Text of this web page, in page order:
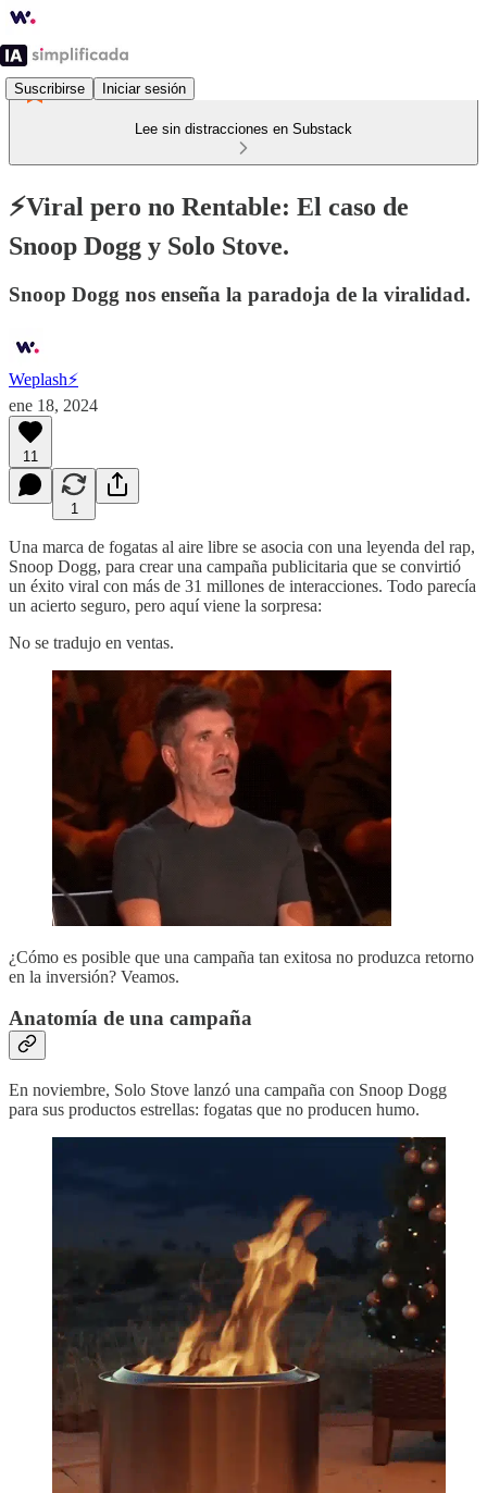
Suscribirse Iniciar sesión
Lee sin distracciones en Substack
⚡️Viral pero no Rentable: El caso de
Snoop Dogg y Solo Stove.
Snoop Dogg nos enseña la paradoja de la viralidad.
Weplash⚡️
ene 18, 2024
11
1
Una marca de fogatas al aire libre se asocia con una leyenda del rap,
Snoop Dogg, para crear una campaña publicitaria que se convirtió
un éxito viral con más de 31 millones de interacciones. Todo parecía
un acierto seguro, pero aquí viene la sorpresa:
No se tradujo en ventas.
¿Cómo es posible que una campaña tan exitosa no produzca retorno
en la inversión? Veamos.
Anatomía de una campaña
En noviembre, Solo Stove lanzó una campaña con Snoop Dogg
para sus productos estrellas: fogatas que no producen humo.